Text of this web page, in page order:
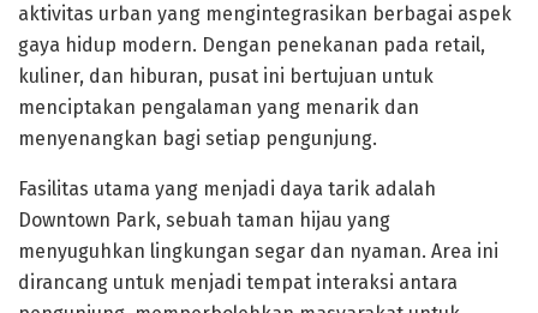
aktivitas urban yang mengintegrasikan berbagai aspek
gaya hidup modern. Dengan penekanan pada retail,
kuliner, dan hiburan, pusat ini bertujuan untuk
menciptakan pengalaman yang menarik dan
menyenangkan bagi setiap pengunjung.
Fasilitas utama yang menjadi daya tarik adalah
Downtown Park, sebuah taman hijau yang
menyuguhkan lingkungan segar dan nyaman. Area ini
dirancang untuk menjadi tempat interaksi antara